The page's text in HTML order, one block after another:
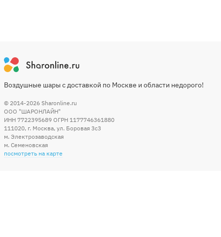
Воздушные шары с доставкой по Москве и области недорого!
© 2014-2026 Sharonline.ru
ООО "ШАРОНЛАЙН"
ИНН 7722395689 ОГРН 1177746361880
111020, г. Москва, ул. Боровая 3c3
м. Электрозаводская
м. Семеновская
посмотреть на карте